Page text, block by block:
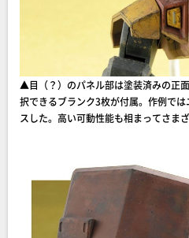
▲目（？）のパネル部は塗装済みの正
択できるブランク3枚が付属。作例で
スした。高い可動性能も相まってさま